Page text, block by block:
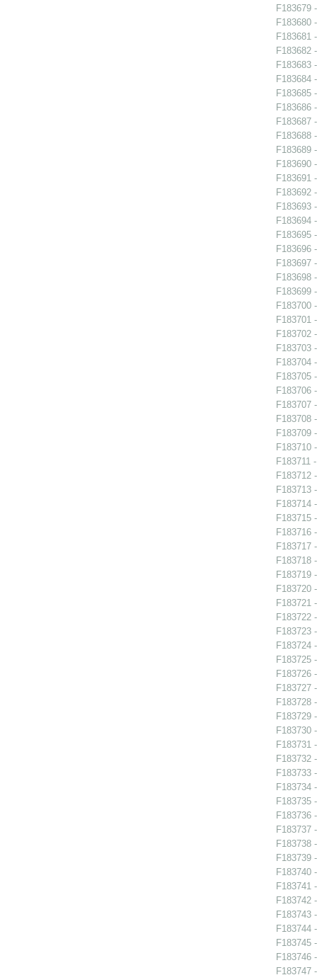
F183679
F183680
F183681
F183682
F183683
F183684
F183685
F183686
F183687
F183688
F183689
F183690
F183691
F183692
F183693
F183694
F183695
F183696
F183697
F183698
F183699
F183700
F183701
F183702
F183703
F183704
F183705
F183706
F183707
F183708
F183709
F183710
F183711
F183712
F183713
F183714
F183715
F183716
F183717
F183718
F183719
F183720
F183721
F183722
F183723
F183724
F183725
F183726
F183727
F183728
F183729
F183730
F183731
F183732
F183733
F183734
F183735
F183736
F183737
F183738
F183739
F183740
F183741
F183742
F183743
F183744
F183745
F183746
F183747